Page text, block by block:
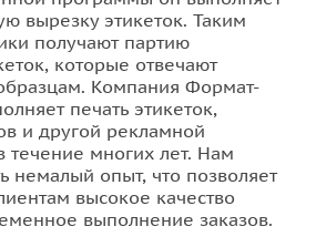
вырезку этикеток. Таким
получают партию
которые отвечают
Компания Формат-
печать этикеток,
и другой рекламной
течение многих лет. Нам
немалый опыт, что позволяет
высокое качество
выполнение заказов.